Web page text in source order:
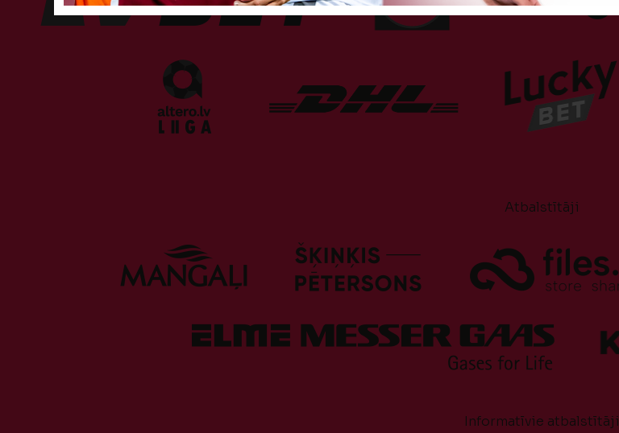
Atbalstītāji
Informatīvie atbalstītāji